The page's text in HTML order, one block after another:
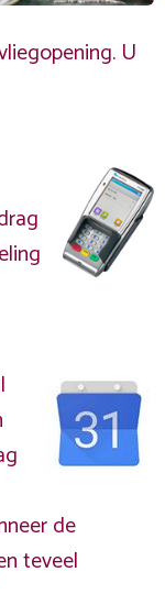
U
de
teveel